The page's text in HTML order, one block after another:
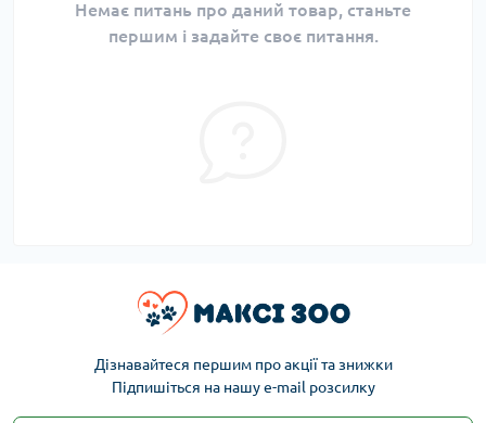
Немає питань про даний товар, станьте
першим і задайте своє питання.
Дізнавайтеся першим про акції та знижки
Підпишіться на нашу e-mail розсилку